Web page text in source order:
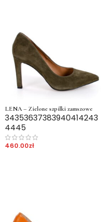
LENA – Zielone szpilki zamszowe
34353637383940414243
4445
460.00zł